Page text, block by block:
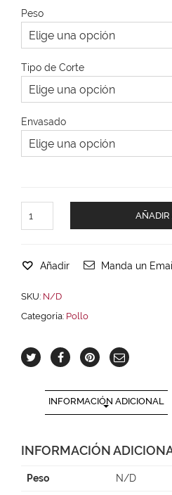
Peso
Tipo de Corte
Envasado
AÑADIR
Añadir Manda un
SKU: N/D
Categoría: Pollo
INFORMACIÓN ADICIONAL
INFORMACIÓN
Peso N/D